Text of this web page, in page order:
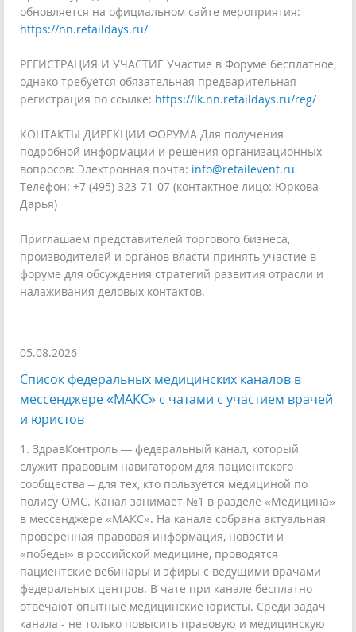
обновляется на официальном сайте мероприятия:
https://nn.retaildays.ru/
РЕГИСТРАЦИЯ И УЧАСТИЕ Участие в Форуме бесплатное,
однако требуется обязательная предварительная
регистрация по ссылке: https://lk.nn.retaildays.ru/reg/
КОНТАКТЫ ДИРЕКЦИИ ФОРУМА Для получения
подробной информации и решения организационных
вопросов: Электронная почта: info@retailevent.ru
Телефон: +7 (495) 323-71-07 (контактное лицо: Юркова
Дарья)
Приглашаем представителей торгового бизнеса,
производителей и органов власти принять участие в
форуме для обсуждения стратегий развития отрасли и
налаживания деловых контактов.
05.08.2026
Список федеральных медицинских каналов в
мессенджере «МАКС» с чатами с участием врачей
и юристов
1. ЗдравКонтроль — федеральный канал, который
служит правовым навигатором для пациентского
сообщества – для тех, кто пользуется медициной по
полису ОМС. Канал занимает №1 в разделе «Медицина»
в мессенджере «МАКС». На канале собрана актуальная
проверенная правовая информация, новости и
«победы» в российской медицине, проводятся
пациентские вебинары и эфиры с ведущими врачами
федеральных центров. В чате при канале бесплатно
отвечают опытные медицинские юристы. Среди задач
канала - не только повысить правовую и медицинскую